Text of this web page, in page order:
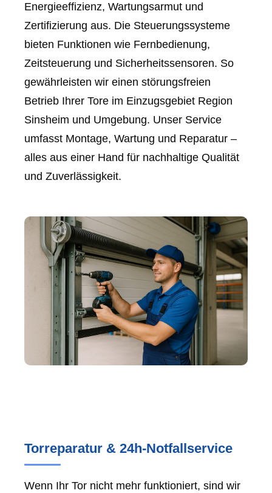
Energieeffizienz, Wartungsarmut und
Zertifizierung aus. Die Steuerungssysteme
bieten Funktionen wie Fernbedienung,
Zeitsteuerung und Sicherheitssensoren. So
gewährleisten wir einen störungsfreien
Betrieb Ihrer Tore im Einzugsgebiet Region
Sinsheim und Umgebung. Unser Service
umfasst Montage, Wartung und Reparatur –
alles aus einer Hand für nachhaltige Qualität
und Zuverlässigkeit.
Torreparatur & 24h-Notfallservice
Wenn Ihr Tor nicht mehr funktioniert, sind wir